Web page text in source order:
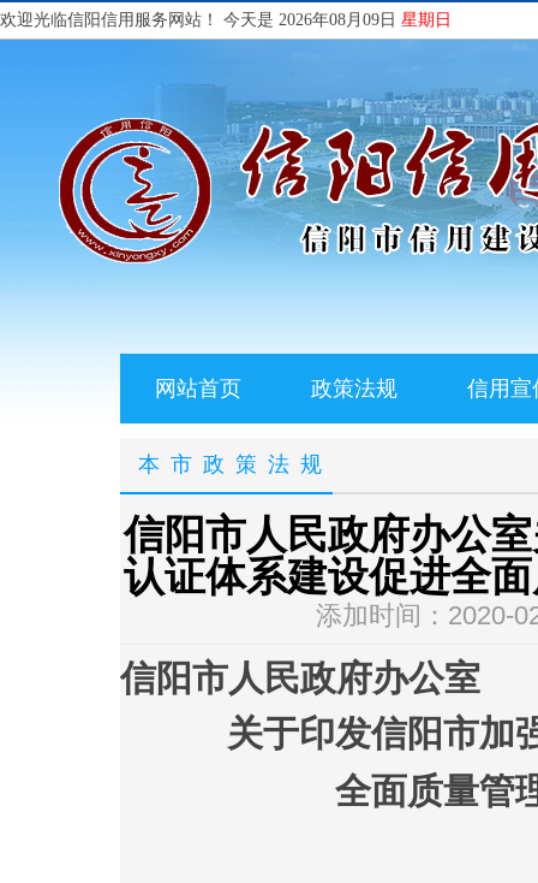
欢迎光临信阳信用服务网站！ 今天是 2026年08月09日 星期日
网站首页 政策法规 信用宣
本市政策法规
信阳市人民政府办公
认证体系建设促进全
添加时间：2020-
信阳市人民政府办公室
关于印发信阳市加
全面质量管